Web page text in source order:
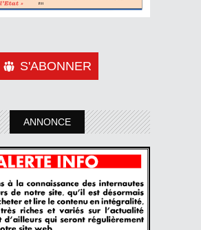
S'ABONNER
ANNONCE